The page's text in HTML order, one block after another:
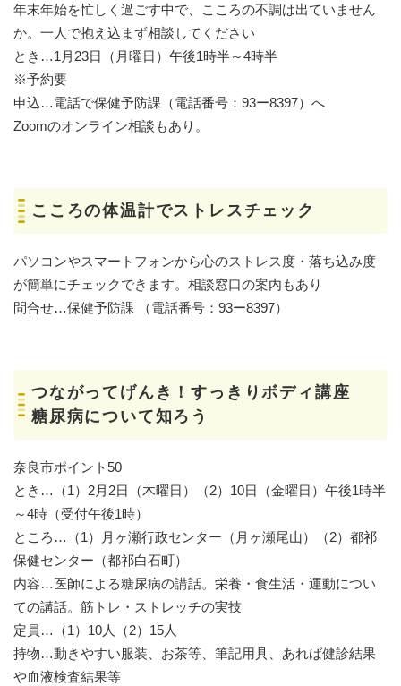
年末年始を忙しく過ごす中で、こころの不調は出ていません
か。一人で抱え込まず相談してください
とき…1月23日（月曜日）午後1時半～4時半
※予約要
申込…電話で保健予防課（電話番号：93ー8397）へ
Zoomのオンライン相談もあり。
こころの体温計でストレスチェック
パソコンやスマートフォンから心のストレス度・落ち込み度
が簡単にチェックできます。相談窓口の案内もあり
問合せ…保健予防課 （電話番号：93ー8397）
つながってげんき！すっきりボディ講座
糖尿病について知ろう
奈良市ポイント50
とき…（1）2月2日（木曜日）（2）10日（金曜日）午後1時半
～4時（受付午後1時）
ところ…（1）月ヶ瀬行政センター（月ヶ瀬尾山）（2）都祁
保健センター（都祁白石町）
内容…医師による糖尿病の講話。栄養・食生活・運動につい
ての講話。筋トレ・ストレッチの実技
定員…（1）10人（2）15人
持物…動きやすい服装、お茶等、筆記用具、あれば健診結果
や血液検査結果等